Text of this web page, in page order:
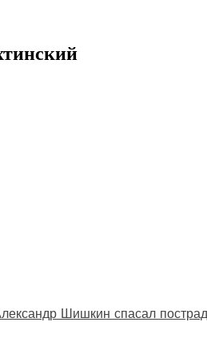
Шишкин спасал